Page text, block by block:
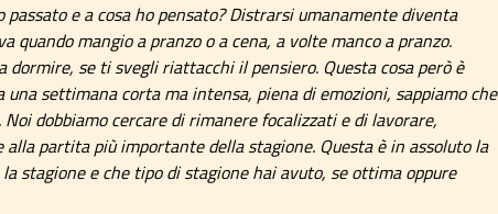
passato e a cosa ho pensato? Distrarsi umanamente diventa
quando mangio a pranzo o a cena, a volte manco a pranzo.
dormire, se ti svegli riattacchi il pensiero. Questa cosa però è
settimana corta ma intensa, piena di emozioni, sappiamo che
dobbiamo cercare di rimanere focalizzati e di lavorare,
alla partita più importante della stagione. Questa è in assoluto la
stagione e che tipo di stagione hai avuto, se ottima oppure